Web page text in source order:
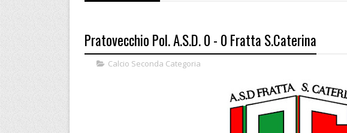
Pratovecchio Pol. A.S.D. 0 - 0 Fratta S.Caterina
Calcio Seconda Categoria